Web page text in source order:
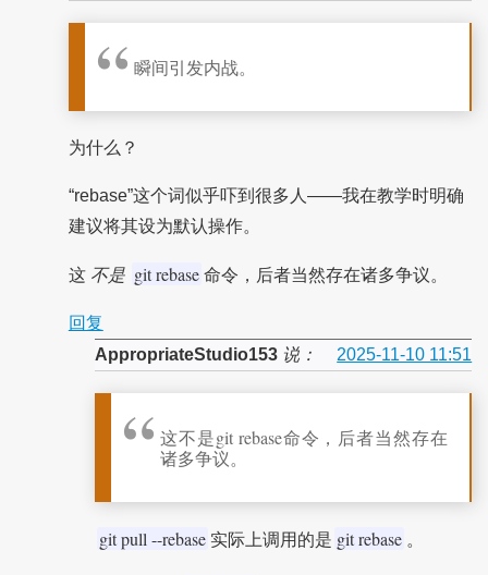
瞬间引发内战。
为什么？
“rebase”这个词似乎吓到很多人——我在教学时明确
建议将其设为默认操作。
这 不是 git rebase 命令，后者当然存在诸多争议。
回复
AppropriateStudio153说： 2025-11-10 11:51
这不是git rebase命令，后者当然存在
诸多争议。
git pull --rebase 实际上调用的是 git rebase 。